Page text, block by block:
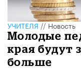
УЧИТЕЛЯ//Новость
Молодые
края будут
больше